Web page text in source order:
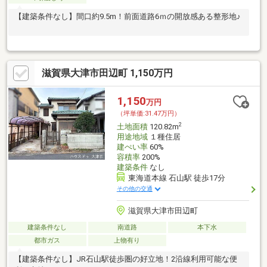
【建築条件なし】間口約9.5m！前面道路6ｍの開放感ある整形地♪
滋賀県大津市田辺町 1,150万円
1,150万円
（坪単価:31.47万円）
土地面積120.82m2
用途地域１種住居
建ぺい率60%
容積率200%
建築条件なし
東海道本線 石山駅 徒歩17分
その他の交通
滋賀県大津市田辺町
建築条件なし 南道路
本下水
都市ガス
上物有り
【建築条件なし】JR石山駅徒歩圏の好立地！2沿線利用可能な便